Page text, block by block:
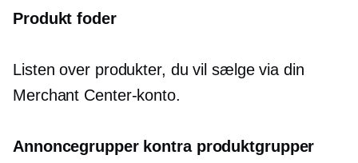
Produkt foder
Listen over produkter, du vil sælge via din
Merchant Center-konto.
Annoncegrupper kontra produktgrupper